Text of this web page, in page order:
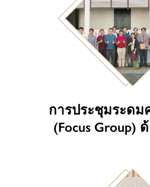
การประชุมระด
(Focus Group)